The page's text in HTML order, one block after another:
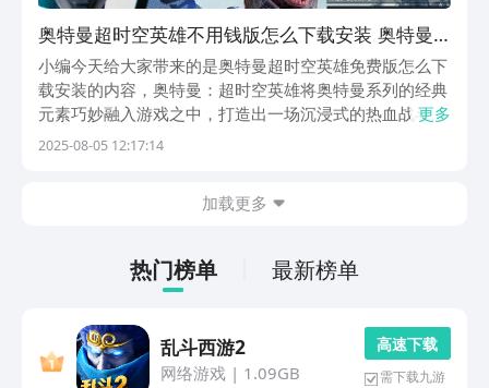
奥特曼超时空英雄不用钱版怎么下载安装 奥特曼
超时空英雄下载方式
小编今天给大家带来的是奥特曼超时空英雄免费版怎么下
载安装的内容，奥特曼：超时空英雄将奥特曼系列的经典
元素巧妙融入游戏之中，打造出一场沉浸式的热血战斗盛
宴，游戏融合了角色养成、策略战斗以及多样化的游戏模
更多
2025-08-05 12:17:14
加载更多
热门榜单 最新榜单
乱斗西游2
网络游戏| 1.09GB
高 速 下 载
需下载九游